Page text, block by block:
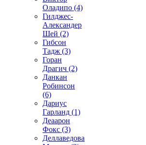
Оладипо (4)
Гилджес-
Александер
Шей (2)
Гибсон
Тадж (3)
Горан
Драгич (2)
Данкан
Робинсон
(6)
Дариус
Гарланд (1)
Деаарон
Фокс (3)
Деллаведова